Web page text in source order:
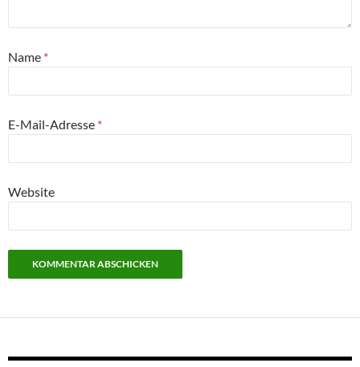
Name *
E-Mail-Adresse *
Website